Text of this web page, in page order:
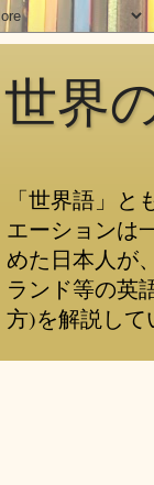
世界
「世界語」
エーションは
めた日本人が
ランド等の英
方)を解説して